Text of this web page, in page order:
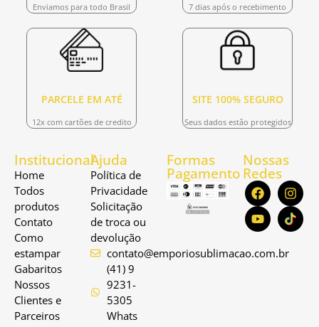
Enviamos para todo Brasil 7 dias após o recebimento
PARCELE EM ATÉ
12x com cartões de credito
SITE 100% SEGURO
Seus dados estão protegidos
Institucional
Home
Todos
produtos
Contato
Como
estampar
Gabaritos
Nossos
Clientes e
Parceiros
Ajuda
Política de
Privacidade
Solicitação
de troca ou
devolução
contato@emporiosublimacao.com.br
(41) 9
9231-
5305
Whats
Formas
Pagamento
Nossas
Redes